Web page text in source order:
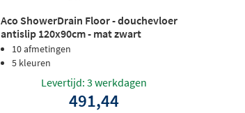
Aco ShowerDrain Floor - douchevloer
antislip 120x90cm - mat zwart
10 afmetingen
5 kleuren
Levertijd: 3 werkdagen
491,44